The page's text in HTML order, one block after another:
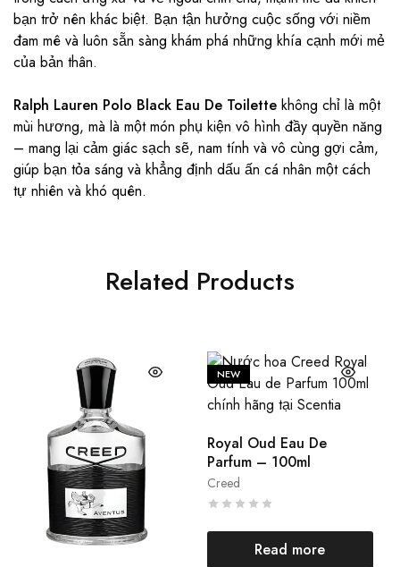
bạn trở nên khác biệt. Bạn tận hưởng cuộc sống với niềm
đam mê và luôn sẵn sàng khám phá những khía cạnh mới mẻ
của bản thân.
Ralph Lauren Polo Black Eau De Toilette không chỉ là một
mùi hương, mà là một món phụ kiện vô hình đầy quyền năng
– mang lại cảm giác sạch sẽ, nam tính và vô cùng gợi cảm,
giúp bạn tỏa sáng và khẳng định dấu ấn cá nhân một cách
tự nhiên và khó quên.
Related Products
NEW
Creed
Royal Oud Eau De
Parfum – 100ml
Read more